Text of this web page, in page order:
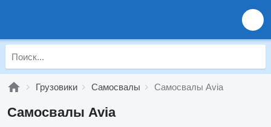
Грузовики Самосвалы Самосвалы Avia
Самосвалы Avia